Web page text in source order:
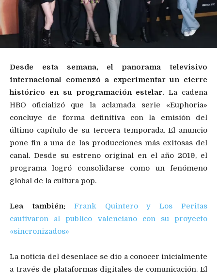
Desde esta semana, el panorama televisivo
internacional comenzó a experimentar un cierre
histórico en su programación estelar. La cadena
HBO oficializó que la aclamada serie «Euphoria»
concluye de forma definitiva con la emisión del
último capítulo de su tercera temporada. El anuncio
pone fin a una de las producciones más exitosas del
canal. Desde su estreno original en el año 2019, el
programa logró consolidarse como un fenómeno
global de la cultura pop.
Lea también: Frank Quintero y Los Peritas
cautivaron al publico valenciano con su proyecto
«sincronizados»
La noticia del desenlace se dio a conocer inicialmente
a través de plataformas digitales de comunicación. El